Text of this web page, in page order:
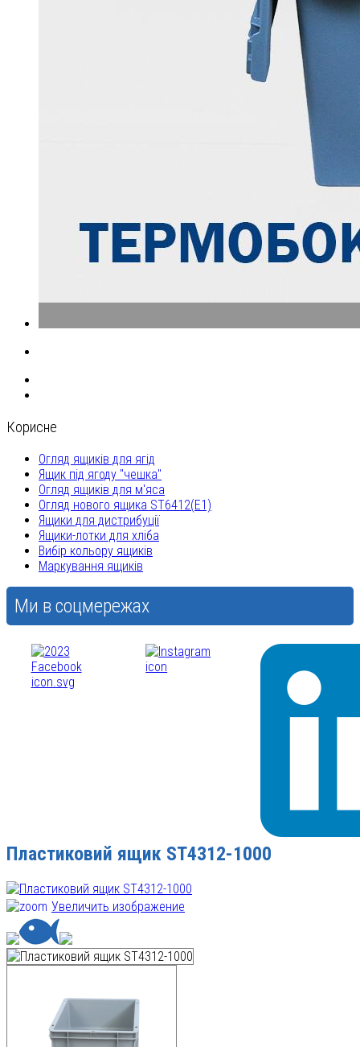
Корисне
Огляд ящиків для ягід
Ящик під ягоду "чешка"
Огляд ящиків для м'яса
Огляд нового ящика ST6412(E1)
Ящики для дистрибуції
Ящики-лотки для хліба
Вибір кольору ящиків
Маркування ящиків
Ми в соцмережах
Пластиковий ящик ST4312-1000
Увеличить изображение